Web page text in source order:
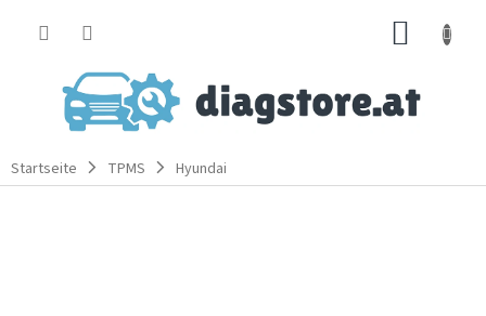
Startseite TPMS Hyundai